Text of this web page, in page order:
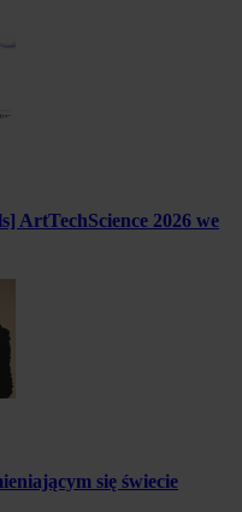
ArtTechScience 2026 we
się świecie